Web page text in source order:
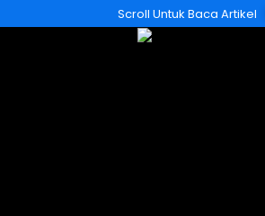
ke
Scroll Untuk Baca Artikel